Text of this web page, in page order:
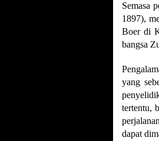
Semasa
1897),
Boer di
bangsa
yang
tertentu,
dapat